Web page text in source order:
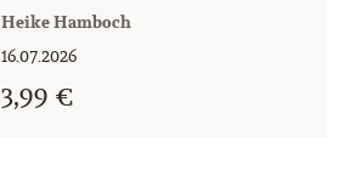
Heike Hamboch
16.07.2026
3,99 €